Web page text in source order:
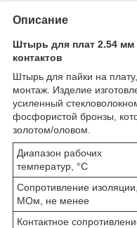
Описание
Штырь для плат 2.54 мм
контактов
Штырь для пайки на
монтаж. Изделие
усиленный
фосфористой бронзы,
золотом/оловом.
Диапазон рабочих
температур, °C
Сопротивление изоляции,
МОм, не менее
Контактное